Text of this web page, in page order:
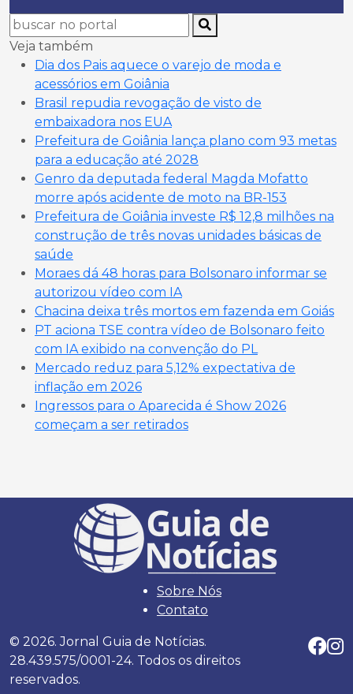
Veja também
Dia dos Pais aquece o varejo de moda e
acessórios em Goiânia
Brasil repudia revogação de visto de
embaixadora nos EUA
Prefeitura de Goiânia lança plano com 93 metas
para a educação até 2028
Genro da deputada federal Magda Mofatto
morre após acidente de moto na BR-153
Prefeitura de Goiânia investe R$ 12,8 milhões na
construção de três novas unidades básicas de
saúde
Moraes dá 48 horas para Bolsonaro informar se
autorizou vídeo com IA
Chacina deixa três mortos em fazenda em Goiás
PT aciona TSE contra vídeo de Bolsonaro feito
com IA exibido na convenção do PL
Mercado reduz para 5,12% expectativa de
inflação em 2026
Ingressos para o Aparecida é Show 2026
começam a ser retirados
Sobre Nós
Contato
© 2026. Jornal Guia de Notícias.
28.439.575/0001-24. Todos os direitos
reservados.